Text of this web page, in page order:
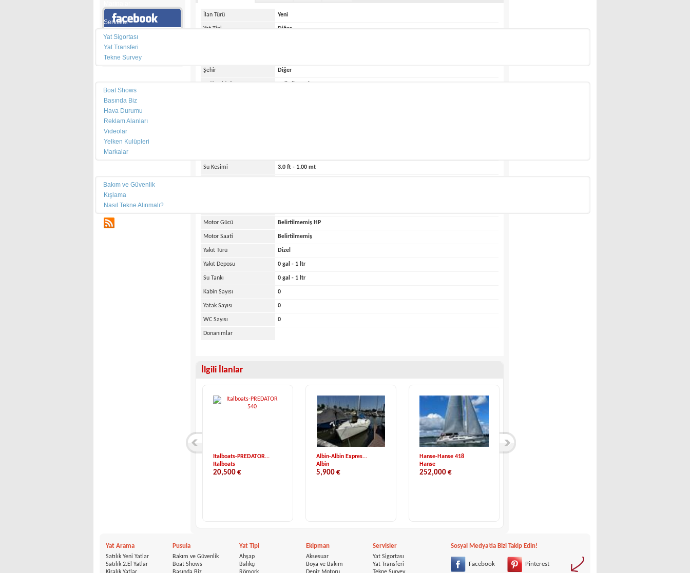
Servisler
Yat Sigortası
Yat Transferi
Tekne Survey
Boat Shows
Basında Biz
Hava Durumu
Reklam Alanları
Videolar
Yelken Kulüpleri
Markalar
Bakım ve Güvenlik
Kışlama
Nasıl Tekne Alınmalı?
Facebook sayfamız
İlan Türü Yeni
Yat Tipi Diğer
Şehir Diğer
Su Kesimi 3.0 ft - 1.00 mt
Motor Gücü Belirtilmemiş HP
Motor Saati Belirtilmemiş
Yakıt Türü Dizel
Yakıt Deposu 0 gal - 1 ltr
Su Tankı 0 gal - 1 ltr
Kabin Sayısı 0
Yatak Sayısı 0
WC Sayısı 0
Donanımlar
İlgili İlanlar
Italboats-PREDATOR...
Italboats
20,500 €
Albin-Albin Expres...
Albin
5,900 €
Hanse-Hanse 418
Hanse
252,000 €
Yat Arama
Satılık Yeni Yatlar
Satılık 2.El Yatlar
Pusula
Bakım ve Güvenlik
Boat Shows
Yat Tipi
Ahşap
Balıkçı
Ekipman
Aksesuar
Boya ve Bakım
Servisler
Yat Sigortası
Yat Transferi
Sosyal Medya‘da Bizi Takip Edin!
Facebook Pinterest